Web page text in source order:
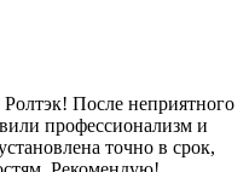
После неприятного
профессионализм и
точно в срок,